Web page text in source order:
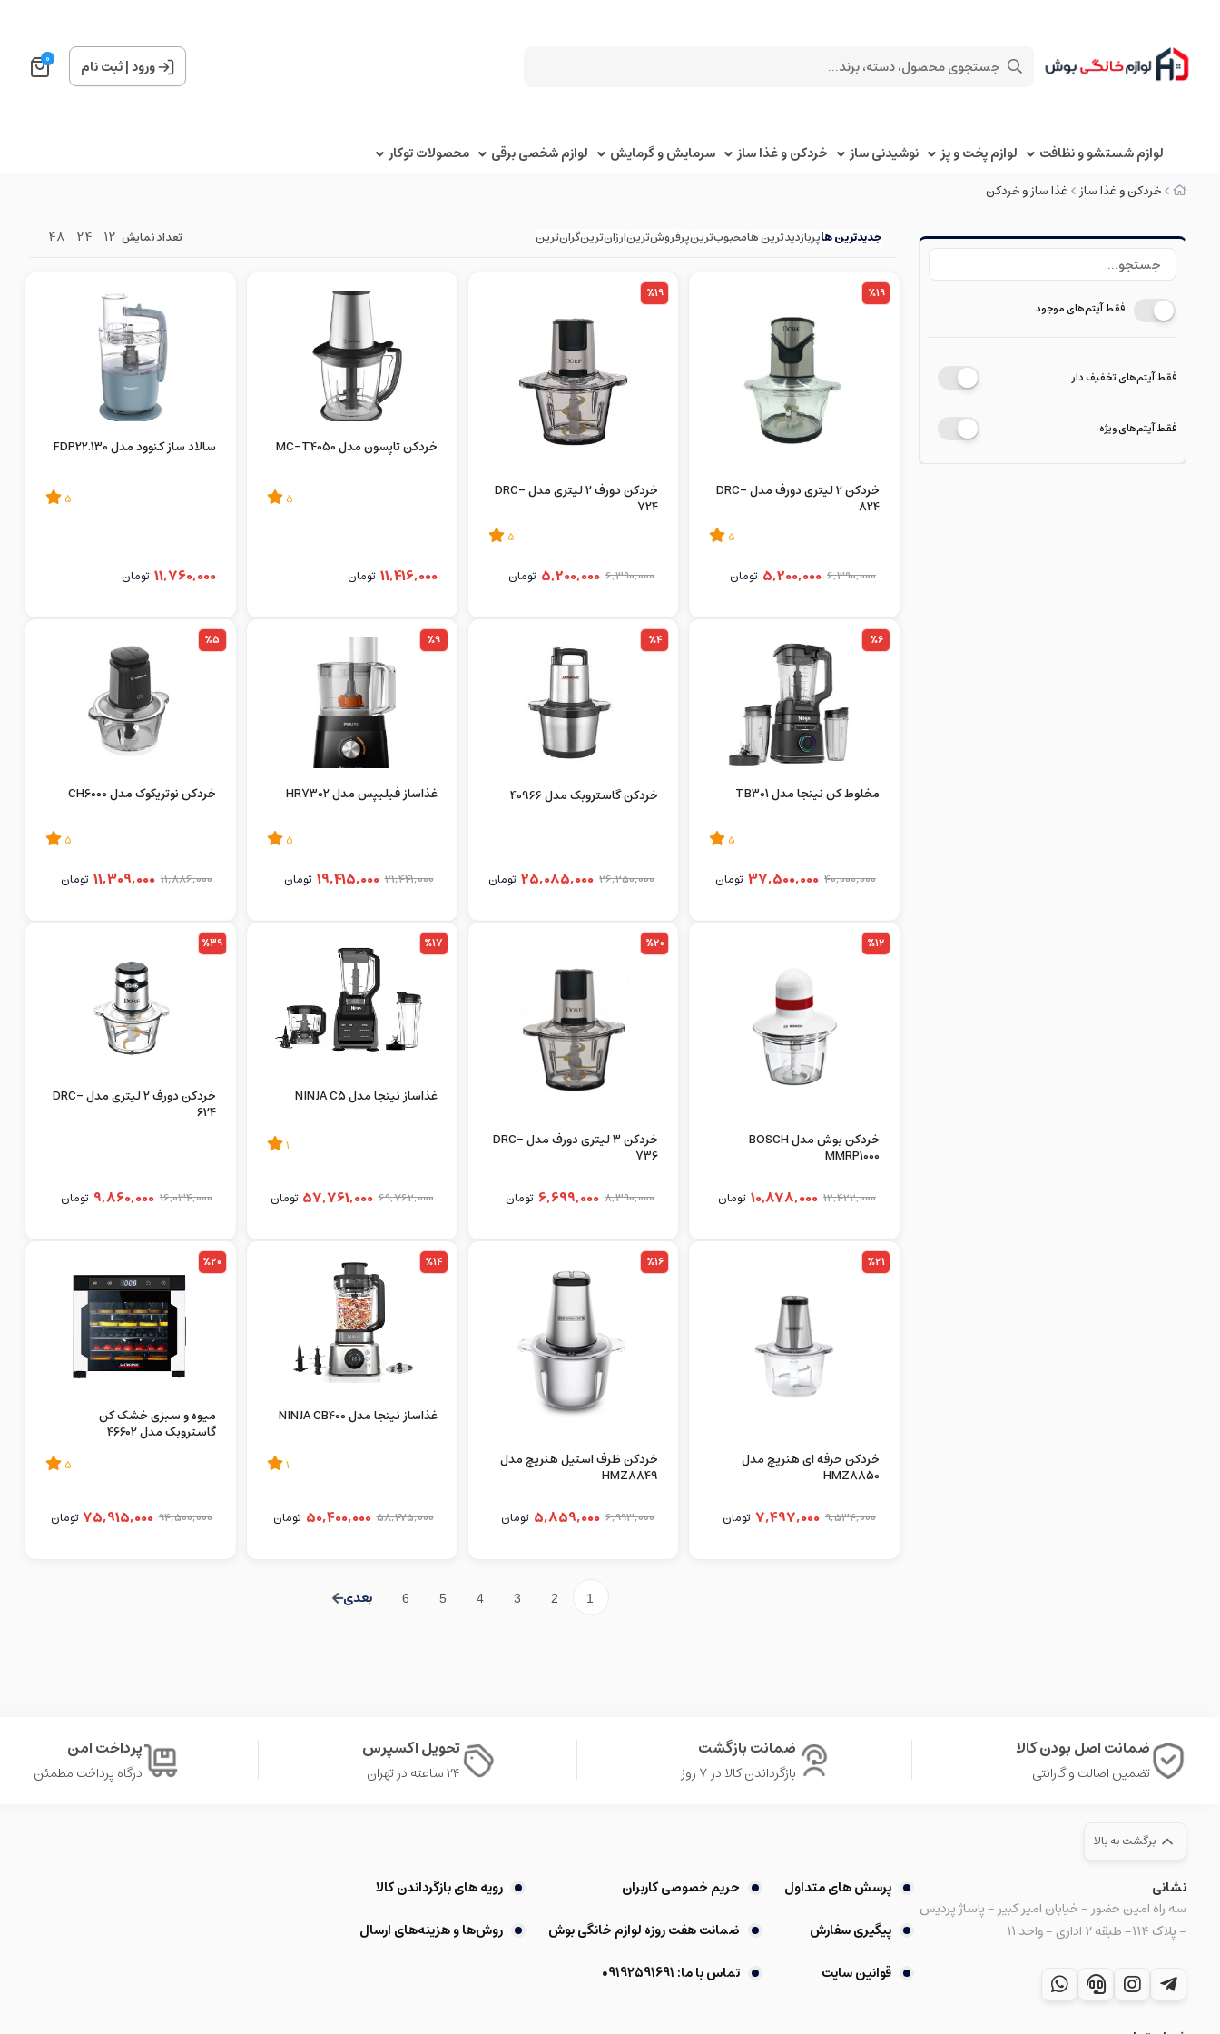
ورود|ثبت نام 0
لوازم شستشو و نظافت لوازم پخت و پز نوشیدنی ساز خردکن و غذا ساز سرمایش و گرمایش لوازم شخصی برقی محصولات توکار
خردکن و غذا ساز غذا ساز و خردکن
فقط آیتم‌های موجود
فقط آیتم‌های تخفیف دار
فقط آیتم‌های ویژه
جدیدترین هاپربازدیدترین هامحبوب‌‌ترینپرفروش‌ترینارزان‌ترینگران‌ترین تعداد نمایش 12
24
48
%19
خردکن 2 لیتری دورف مدل DRC-
824
5
6,390,000
5,200,000 تومان
%19
خردکن دورف 2 لیتری مدل DRC-
724
5
6,390,000
5,200,000 تومان
خردکن تاپسون مدل MC-T4050
5
11,416,000 تومان
سالاد ساز کنوود مدل FDP22.130
5
11,760,000 تومان
%6
مخلوط کن نینجا مدل TB301
5
40,000,000
37,500,000 تومان
%4
خردکن گاستروبک مدل 40966
26,250,000
25,085,000 تومان
%9
غذاساز فیلیپس مدل HR7302
5
21,441,000
19,415,000 تومان
%5
خردکن نوتریکوک مدل CH6000
5
11,886,000
11,309,000 تومان
%12
خردکن بوش مدل BOSCH
MMRP1000
12,422,000
10,878,000 تومان
%20
خردکن 3 لیتری دورف مدل DRC-
736
8,390,000
6,699,000 تومان
%17
غذاساز نینجا مدل NINJA C5
1
69,762,000
57,761,000 تومان
%39
خردکن دورف 2 لیتری مدل DRC-
624
16,034,000
9,860,000 تومان
%21
خردکن حرفه ای هنریچ مدل
HMZ8850
9,534,000
7,497,000 تومان
%16
خردکن ظرف استیل هنریچ مدل
HMZ8849
6,993,000
5,859,000 تومان
%14
غذاساز نینجا مدل NINJA CB400
1
58,475,000
50,400,000 تومان
%20
میوه و سبزی خشک کن
گاستروبک مدل 46602
5
94,500,000
75,915,000 تومان
1
2
3
4
5
6
ضمانت اصل بودن کالا
تضمین اصالت و گارانتی
ضمانت بازگشت
بازگرداندن کالا در ۷ روز
تحویل اکسپرس
۲۴ ساعته در تهران
پرداخت امن
درگاه پرداخت مطمئن
برگشت به بالا
نشانی
سه راه امین حضور - خیابان امیر کبیر - پاساژ پردیس
- پلاک ۱۱۴- طبقه ۲ اداری - واحد ۱۱
پرسش های متداول حریم خصوصی کاربران
رویه های بازگرداندن کالا
پیگیری سفارش
ضمانت هفت روزه لوازم خانگی بوش
روش‌ها و هزینه‌های ارسال
قوانین سایت
تماس با ما: 09192591691